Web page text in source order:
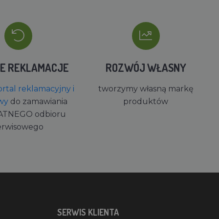
REKLAMACJE
reklamacyjny i
do zamawiania
odbioru
ROZWÓJ WŁASNY
tworzymy własną markę
produktów
SERWIS KLIENTA